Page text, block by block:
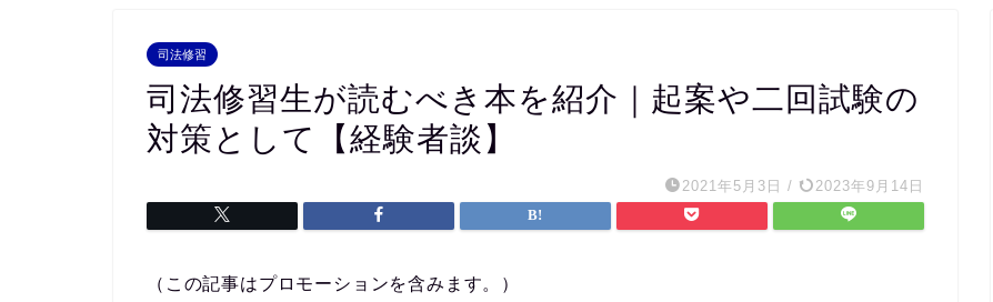
司法修習
司法修習生が読むべき本を紹介｜起案や二回試験の
対策として【経験者談】
2021年5月3日 / 2023年9月14日
（この記事はプロモーションを含みます。）